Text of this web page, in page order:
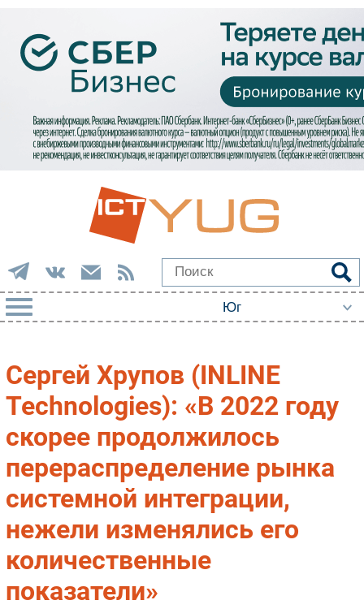
Импорто­замещение
Автоматизация Промышленности
Интернет
Мобильная связь
Фиксированная связь
Интеграция
Рынок ПК
Торговые сети
Оборудование
Сергей Хрупов (INLINE
Technologies): «В 2022 году
скорее продолжилось
перераспределение рынка
системной интеграции,
нежели изменялись его
количественные
показатели»